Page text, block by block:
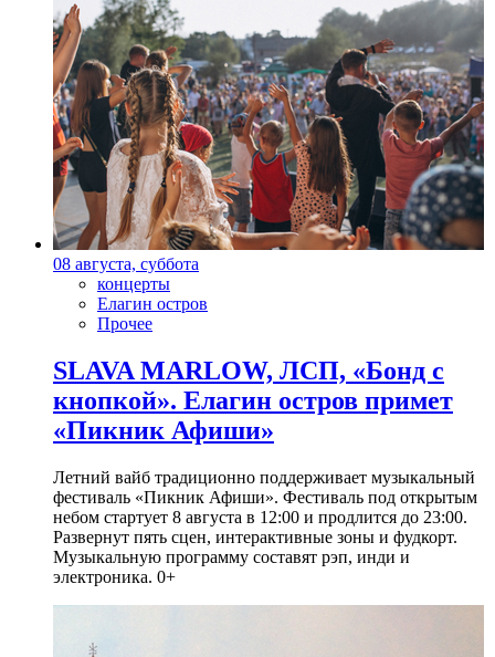
08 августа, суббота
концерты
Елагин остров
Прочее
SLAVA MARLOW, ЛСП, «Бонд с
кнопкой». Елагин остров примет
«Пикник Афиши»
Летний вайб традиционно поддерживает музыкальный
фестиваль «Пикник Афиши». Фестиваль под открытым
небом стартует 8 августа в 12:00 и продлится до 23:00.
Развернут пять сцен, интерактивные зоны и фудкорт.
Музыкальную программу составят рэп, инди и
электроника. 0+